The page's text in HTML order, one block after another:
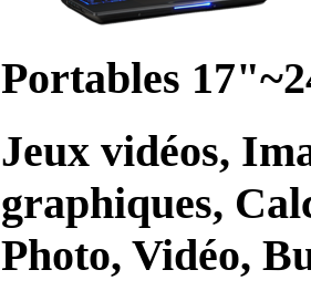
Portables
Jeux vidéos,
graphiques,
Photo, Vidéo,